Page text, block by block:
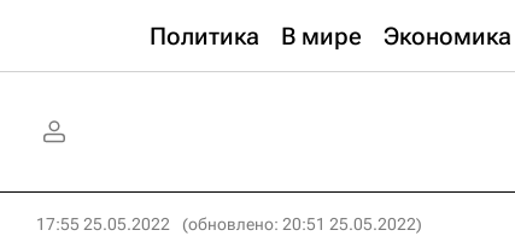
Политика В мире Экономика
17:55 25.05.2022 (обновлено: 20:51 25.05.2022)